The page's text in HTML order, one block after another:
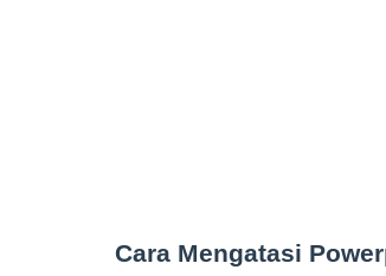
Cara Mengatasi